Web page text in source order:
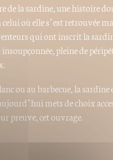
de la sardine, une histoire
où elle s’est retrouvée
qui ont inscrit la
pleine de
ou au barbecue, la
mets de choix
preuve, cet ouvrage.